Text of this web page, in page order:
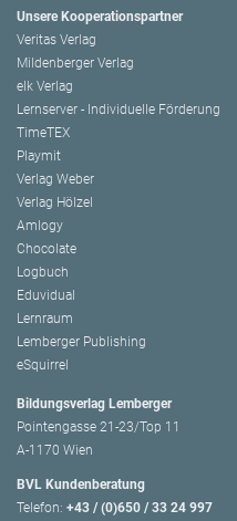
Unsere Kooperationspartner
Veritas Verlag
Mildenberger Verlag
elk Verlag
Lernserver - Individuelle Förderung
TimeTEX
Playmit
Verlag Weber
Verlag Hölzel
Amlogy
Chocolate
Logbuch
Eduvidual
Lernraum
Lemberger Publishing
eSquirrel
Bildungsverlag Lemberger
Pointengasse 21-23/Top 11
A-1170 Wien
BVL Kundenberatung
Telefon: +43 / (0)650 / 33 24 997